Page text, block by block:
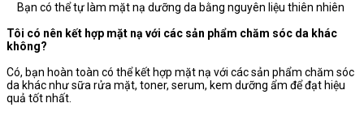
Bạn có thể tự làm mặt nạ dưỡng da bằng nguyên liệu thiên nhiên
Tôi có nên kết hợp mặt nạ với các sản phẩm chăm sóc da khác
không?
Có, bạn hoàn toàn có thể kết hợp mặt nạ với các sản phẩm chăm sóc
da khác như sữa rửa mặt, toner, serum, kem dưỡng ẩm để đạt hiệu
quả tốt nhất.